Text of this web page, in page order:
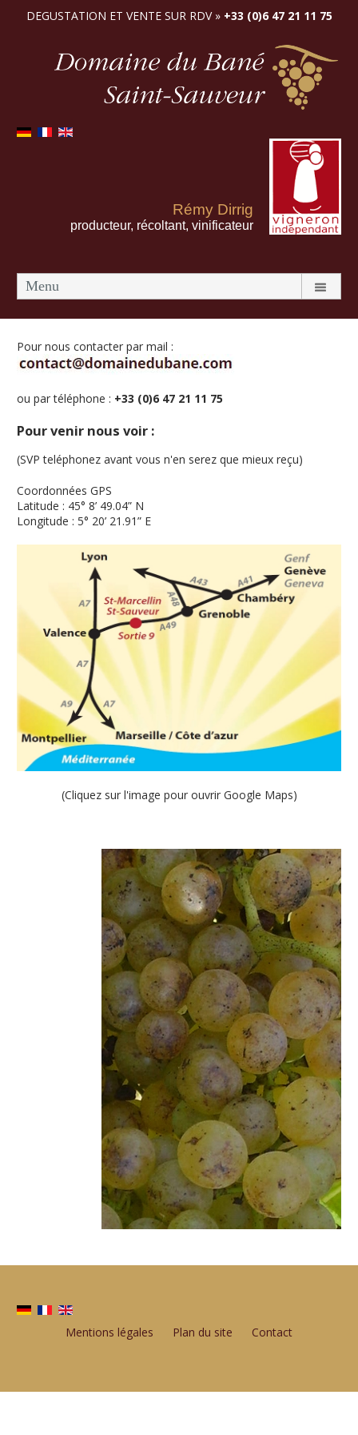
DEGUSTATION ET VENTE SUR RDV » +33 (0)6 47 21 11 75
Rémy Dirrig
producteur, récoltant, vinificateur
Menu
Pour nous contacter par mail :
ou par téléphone : +33 (0)6 47 21 11 75
Pour venir nous voir :
(SVP teléphonez avant vous n'en serez que mieux reçu)
Coordonnées GPS
Latitude : 45° 8’ 49.04” N
Longitude : 5° 20’ 21.91” E
(Cliquez sur l'image pour ouvrir Google Maps)
Mentions légales Plan du site Contact